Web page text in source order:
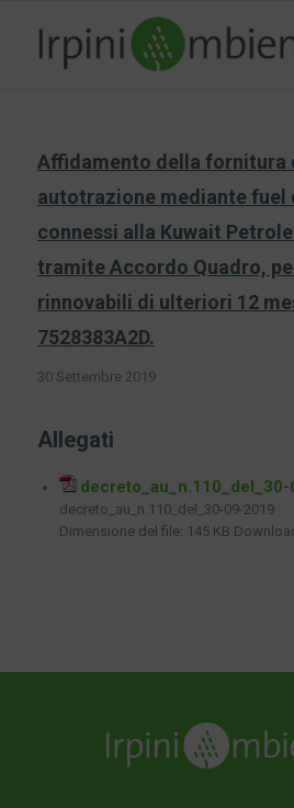
Affidamento della fornitura
autotrazione mediante fuel
connessi alla Kuwait
tramite Accordo Quadro,
rinnovabili di ulteriori 12
7528383A2D.
30 Settembre 2019
Allegati
decreto_au_n.110_del_30-09-2019
Dimensione del file: 145 KB